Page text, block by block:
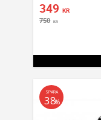
349 KR
750 KR
SPARA
38%